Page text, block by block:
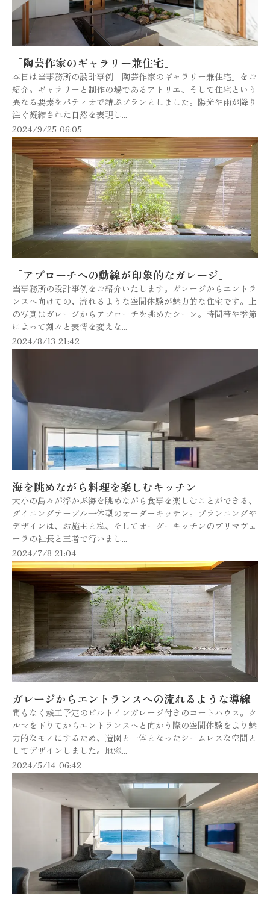
「陶芸作家のギャラリー兼住宅」
本日は当事務所の設計事例「陶芸作家のギャラリー兼住宅」をご
紹介。ギャラリーと制作の場であるアトリエ、そして住宅という
異なる要素をパティオで結ぶプランとしました。陽光や雨が降り
注ぐ凝縮された自然を表現し...
2024/9/25 06:05
「アプローチへの動線が印象的なガレージ」
当事務所の設計事例をご紹介いたします。ガレージからエントラ
ンスへ向けての、流れるような空間体験が魅力的な住宅です。上
の写真はガレージからアプローチを眺めたシーン。時間帯や季節
によって刻々と表情を変えな...
2024/8/13 21:42
海を眺めながら料理を楽しむキッチン
大小の島々が浮かぶ海を眺めながら食事を楽しむことができる、
ダイニングテーブル一体型のオーダーキッチン。プランニングや
デザインは、お施主と私、そしてオーダーキッチンのプリマヴェ
ーラの社長と三者で行いまし...
2024/7/8 21:04
ガレージからエントランスへの流れるような導線
間もなく竣工予定のビルトインガレージ付きのコートハウス。ク
ルマを下りてからエントランスへと向かう際の空間体験をより魅
力的なモノにするため、造園と一体となったシームレスな空間と
してデザインしました。地窓...
2024/5/14 06:42